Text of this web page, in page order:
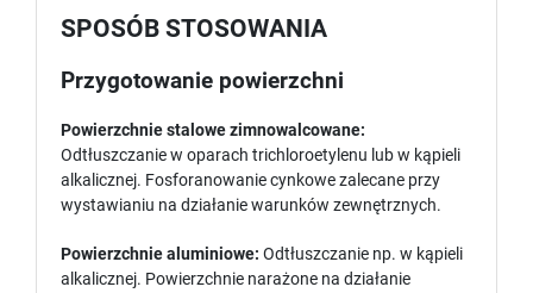
SPOSÓB STOSOWANIA
Przygotowanie powierzchni
Powierzchnie stalowe zimnowalcowane:
Odtłuszczanie w oparach trichloroetylenu lub w kąpieli
alkalicznej. Fosforanowanie cynkowe zalecane przy
wystawianiu na działanie warunków zewnętrznych.
Powierzchnie aluminiowe: Odtłuszczanie np. w kąpieli
alkalicznej. Powierzchnie narażone na działanie